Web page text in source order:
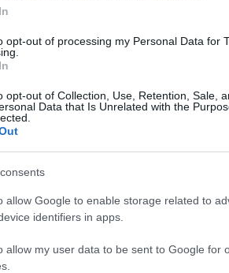
opt-out of processing my Personal Data for
opt-out of Collection, Use, Retention, Sale,
Data that Is Unrelated with the
allow Google to enable storage related to
identifiers in apps.
allow my user data to be sent to Google for
panaszok hátterében sok
az endokrinológiai
laborvizsgálatok és
összefügg a menstruációs
elmaradhat a peteérés,
a termékenység is” –
a
vérnyomás kialakulásának
és személyre szabott